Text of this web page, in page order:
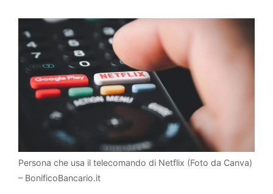
Persona che usa il telecomando di Netflix (Foto da Canva)
– BonificoBancario.it